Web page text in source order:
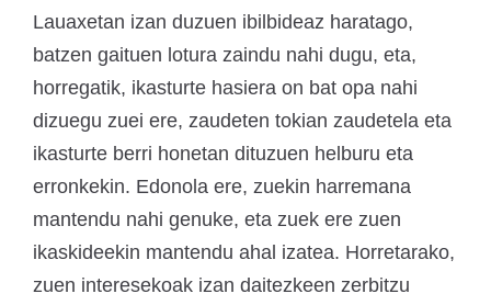
Lauaxetan izan duzuen ibilbideaz haratago,
batzen gaituen lotura zaindu nahi dugu, eta,
horregatik, ikasturte hasiera on bat opa nahi
dizuegu zuei ere, zaudeten tokian zaudetela eta
ikasturte berri honetan dituzuen helburu eta
erronkekin. Edonola ere, zuekin harremana
mantendu nahi genuke, eta zuek ere zuen
ikaskideekin mantendu ahal izatea. Horretarako,
zuen interesekoak izan daitezkeen zerbitzu